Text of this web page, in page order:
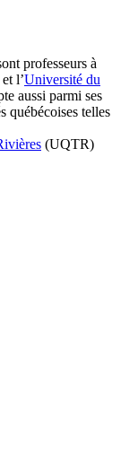
professeurs à
et l’Université du
aussi parmi ses
québécoises telles
(UQTR)